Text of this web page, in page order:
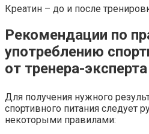
Креатин – до и после
Рекомендации по
употреблению
от тренера-эксперта
Для получения нужного
спортивного питания следует
некоторыми правилами: